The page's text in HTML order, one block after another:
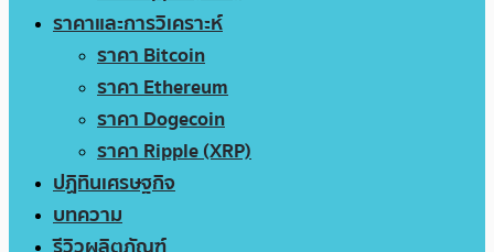
ราคาและการวิเคราะห์
ราคา Bitcoin
ราคา Ethereum
ราคา Dogecoin
ราคา Ripple (XRP)
ปฏิทินเศรษฐกิจ
บทความ